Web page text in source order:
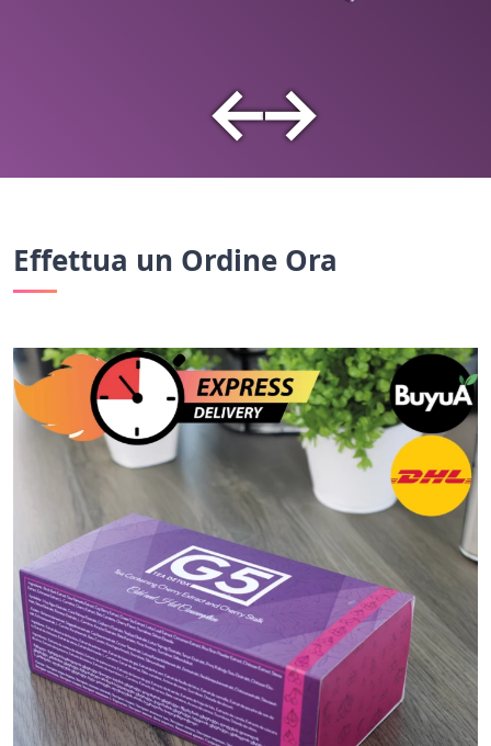
←→
Effettua un Ordine Ora